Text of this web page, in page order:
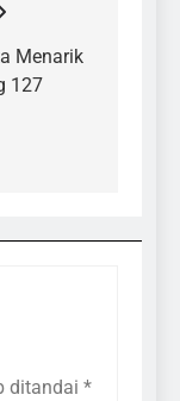
Menarik
127
ditandai *